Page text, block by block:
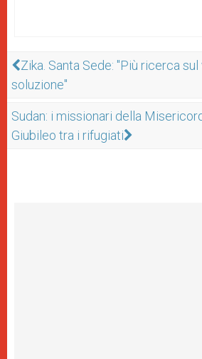
Zika. Santa Sede: "Più ricerca
soluzione"
Sudan: i missionari della
Giubileo tra i rifugiati